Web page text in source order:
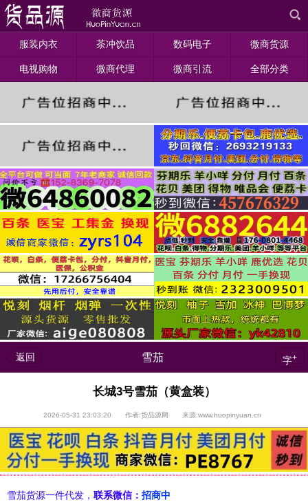
服装内衣 茶冲饮品 数码电子 微商货源
电视购物 微商代理 微商引流 全部分类
返回 雪茄 字+
长城3号雪茄（黄盒装）
2026-05-31 23:03:20 作者:货品源网 来源:www.huopinyuan.cn
雪茄货源一件代发， 联系微信： 招商中